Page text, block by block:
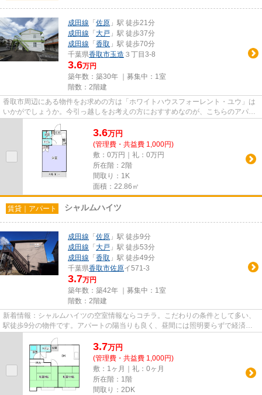
成田線 「 佐原 」駅 徒歩21分
成田線 「 大戸 」駅 徒歩37分
成田線 「 香取 」駅 徒歩70分
千葉県香取市玉造 ３丁目3-8
3.6万円
築年数：築30年 ｜募集中： 1室
階数：2階建
香取市周辺にある物件をお求めの方は「ホワイトハウスフォーレント・ユウ」は
いかがでしょうか。今引っ越しをお考えの方におすすめなのが、こちらのアパー
3.6万円
(管理費・共益費 1,000円)
敷：0万円｜礼：0万円
所在階：2階
間取り：1K
面積：22.86㎡
賃貸｜アパート シャルムハイツ
成田線 「 佐原 」駅 徒歩9分
成田線 「 大戸 」駅 徒歩53分
成田線 「 香取 」駅 徒歩49分
千葉県香取市佐原イ571-3
3.7万円
築年数：築42年 ｜募集中： 1室
階数：2階建
新着情報：シャルムハイツの空室情報ならコチラ。こだわりの条件として多い、
駅徒歩9分の物件です。アパートの陽当りも良く、昼間には照明要らずで経済的
3.7万円
(管理費・共益費 1,000円)
敷：1ヶ月｜礼：0ヶ月
所在階：1階
間取り：2DK